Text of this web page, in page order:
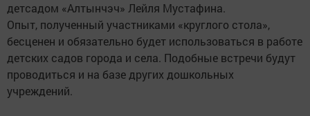
детсадом «Алтынчэч» Лейля Мустафина.
Опыт, полученный участниками «круглого стола»,
бесценен и обязательно будет использоваться в работе
детских садов города и села. Подобные встречи будут
проводиться и на базе других дошкольных
учреждений.